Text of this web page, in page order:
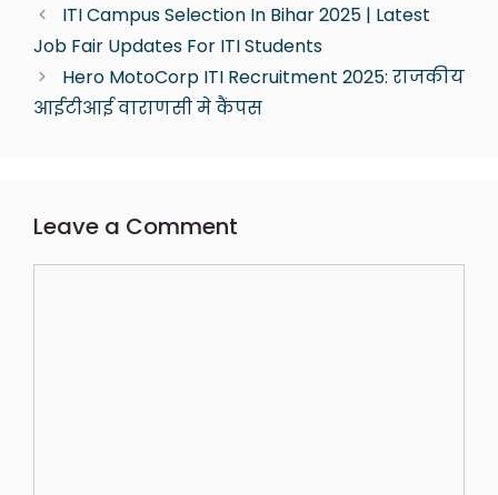
ITI Campus Selection In Bihar 2025 | Latest
Job Fair Updates For ITI Students
Hero MotoCorp ITI Recruitment 2025: राजकीय
आईटीआई वाराणसी मे कैंपस
Leave a Comment